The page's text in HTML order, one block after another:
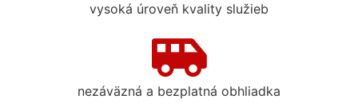
vysoká úroveň kvality služieb
nezáväzná a bezplatná obhliadka